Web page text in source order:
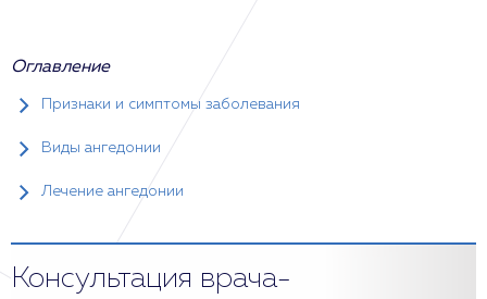
Оглавление
Признаки и симптомы заболевания
Виды ангедонии
Лечение ангедонии
Консультация врача-